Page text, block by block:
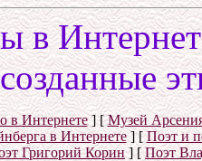
в
созданные
в Интернете] [Музей
в Интернете] [Поэт и
Григорий Корин] [Поэт